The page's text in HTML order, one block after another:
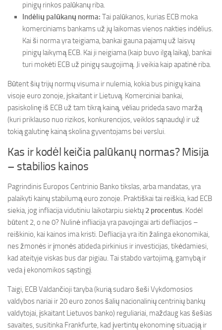
pinigų rinkos palūkanų riba.
Indėlių palūkanų norma: Tai palūkanos, kurias ECB moka
komerciniams bankams už jų laikomas vienos nakties indėlius.
Kai ši norma yra teigiama, bankai gauna pajamų už laisvų
pinigų laikymą ECB. Kai ji neigiama (kaip buvo ilgą laiką), bankai
turi mokėti ECB už pinigų saugojimą. Ji veikia kaip apatinė riba.
Būtent šių trijų normų visuma ir nulemia, kokia bus pinigų kaina
visoje euro zonoje, įskaitant ir Lietuvą. Komerciniai bankai,
pasiskolinę iš ECB už tam tikrą kainą, vėliau prideda savo maržą
(kuri priklauso nuo rizikos, konkurencijos, veiklos sąnaudų) ir už
tokią galutinę kainą skolina gyventojams bei verslui.
Kas ir kodėl keičia palūkanų normas? Misija
– stabilios kainos
Pagrindinis Europos Centrinio Banko tikslas, arba mandatas, yra
palaikyti kainų stabilumą euro zonoje. Praktiškai tai reiškia, kad ECB
siekia, jog infliacija vidutiniu laikotarpiu siektų 2 procentus. Kodėl
būtent 2, o ne 0? Nulinė infliacija yra pavojingai arti defliacijos –
reiškinio, kai kainos ima kristi. Defliacija yra itin žalinga ekonomikai,
nes žmonės ir įmonės atideda pirkinius ir investicijas, tikėdamiesi,
kad ateityje viskas bus dar pigiau. Tai stabdo vartojimą, gamybą ir
veda į ekonomikos sąstingį.
Taigi, ECB Valdančioji taryba (kurią sudaro šeši Vykdomosios
valdybos nariai ir 20 euro zonos šalių nacionalinių centrinių bankų
valdytojai, įskaitant Lietuvos banko) reguliariai, maždaug kas šešias
savaites, susitinka Frankfurte, kad įvertintų ekonominę situaciją ir